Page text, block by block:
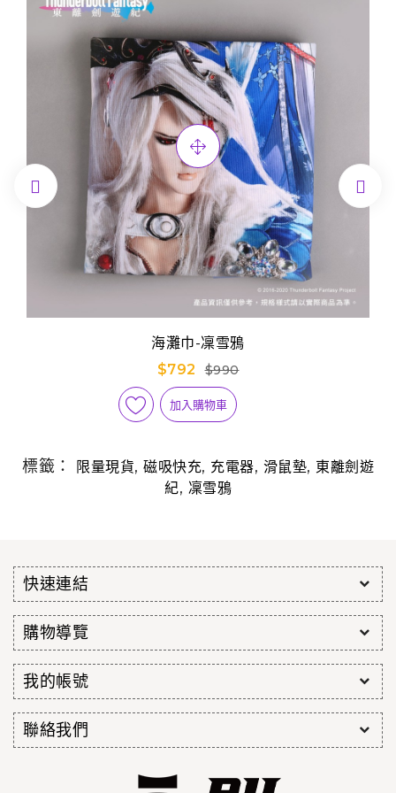
海灘巾-凜雪鴉
$792
$990
加入購物車
 
標籤： 限量現貨, 磁吸快充, 充電器, 滑鼠墊, 東離劍遊
紀, 凜雪鴉
快速連結
購物導覽
我的帳號
聯絡我們